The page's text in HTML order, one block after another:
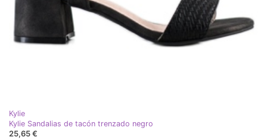
Kylie
Kylie Sandalias de tacón trenzado negro
25,65 €